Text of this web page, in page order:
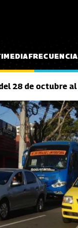
28 de octubre al